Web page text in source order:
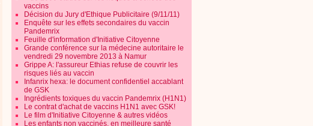
vaccins
Décision du Jury d'Ethique Publicitaire (9/11/11)
Enquête sur les effets secondaires du vaccin
Pandemrix
Feuille d'information d'Initiative Citoyenne
Grande conférence sur la médecine autoritaire le
vendredi 29 novembre 2013 à Namur
Grippe A: l'assureur Ethias refuse de couvrir les
risques liés au vaccin
Infanrix hexa: le document confidentiel accablant
de GSK
Ingrédients toxiques du vaccin Pandemrix (H1N1)
Le contrat d'achat de vaccins H1N1 avec GSK!
Le film d'Initiative Citoyenne & autres vidéos
Les enfants non vaccinés, en meilleure santé